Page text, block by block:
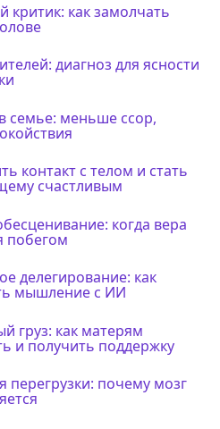
критик: как замолчать
диагноз для ясности
семье: меньше ссор,
контакт с телом и стать
счастливым
когда вера
побегом
делегирование: как
мышление с ИИ
груз: как матерям
и получить поддержку
перегрузки: почему мозг